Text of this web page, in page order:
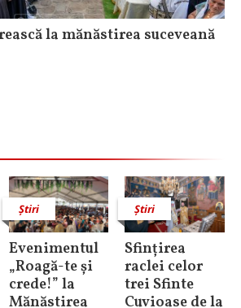
la mănăstirea suceveană
Știri
Evenimentul
„Roagă-te și
crede!” la
Mănăstirea
Știri
Sfințirea
raclei celor
trei Sfinte
Cuvioase de la